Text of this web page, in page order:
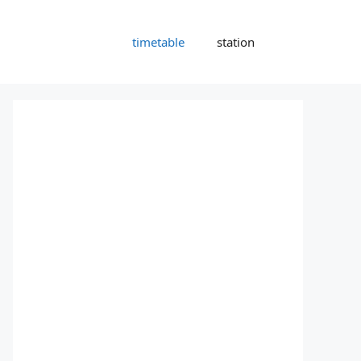
timetable station